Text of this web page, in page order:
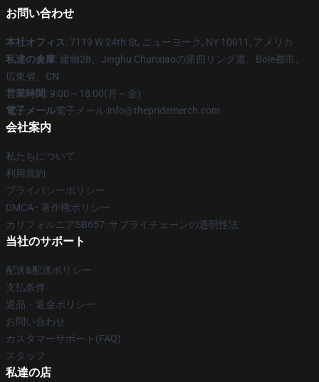
お問い合わせ
本社オフィス: 7119 W 24th St, ニューヨーク, NY 10011, アメリカ
私達の倉庫: 建物28、Jinghu Chunxiaoの第四リング道、Bole都市、
広東省、CN
営業時間: 9:00～18:00(月～金)
電子メール電子メール:info@thepridemerch.com
会社案内
私たちについて
利用規約
プライバシーポリシー
DMCA - 著作権ポリシー
カリフォルニアSB657: サプライチェーンの透明性法
当社のサポート
配送&配送ポリシー
支払条件
返品・返金ポリシー
お問い合わせ
カスタマーサポート(FAQ)
スタッフ
私達の店